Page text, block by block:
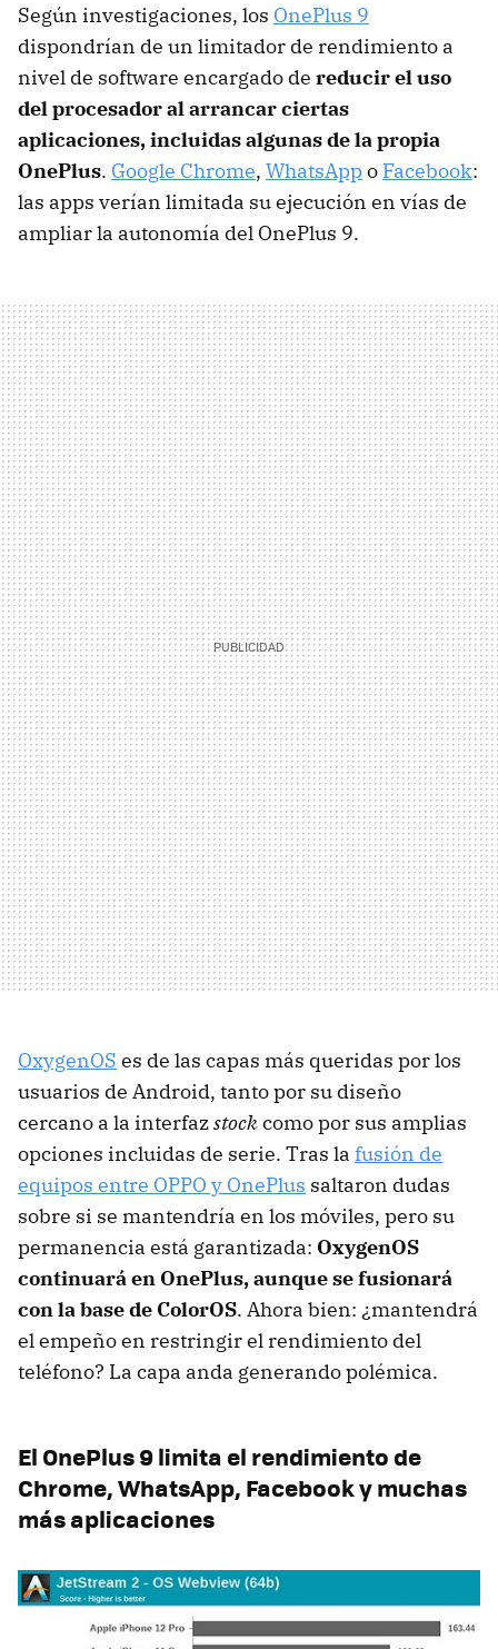
Según investigaciones, los OnePlus 9
dispondrían de un limitador de rendimiento a
nivel de software encargado de reducir el uso
del procesador al arrancar ciertas
aplicaciones, incluidas algunas de la propia
OnePlus. Google Chrome, WhatsAppo Facebook:
las apps verían limitada su ejecución en vías de
ampliar la autonomía del OnePlus 9.
OxygenOS es de las capas más queridas por los
usuarios de Android, tanto por su diseño
cercano a la interfazstockcomo por sus amplias
opciones incluidas de serie. Tras la fusión de
equipos entre OPPO y OnePlus saltaron dudas
sobre si se mantendría en los móviles, pero su
permanencia está garantizada: OxygenOS
continuará en OnePlus, aunque se fusionará
con la base de ColorOS. Ahora bien: ¿mantendrá
el empeño en restringir el rendimiento del
teléfono? La capa anda generando polémica.
El OnePlus 9 limita el rendimiento de
Chrome, WhatsApp, Facebook y muchas
más aplicaciones